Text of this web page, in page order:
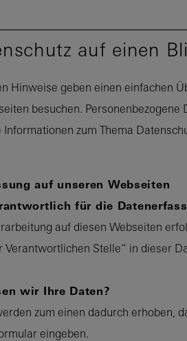
auf einen
Hinweise geben einen einfachen
besuchen.
zum Thema
auf unseren Webseiten
für die
auf diesen Webseiten
Verantwortlichen Stelle“ in dieser
wir Ihre Daten?
zum einen dadurch erhoben,
eingeben.